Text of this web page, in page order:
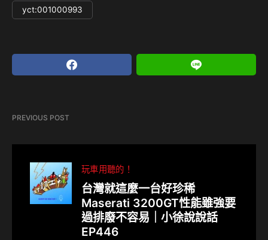
yct:001000993
PREVIOUS POST
玩車用聽的！
台灣就這麼一台好珍稀
Maserati 3200GT性能雖強要
過排廢不容易｜小徐說說話
EP446